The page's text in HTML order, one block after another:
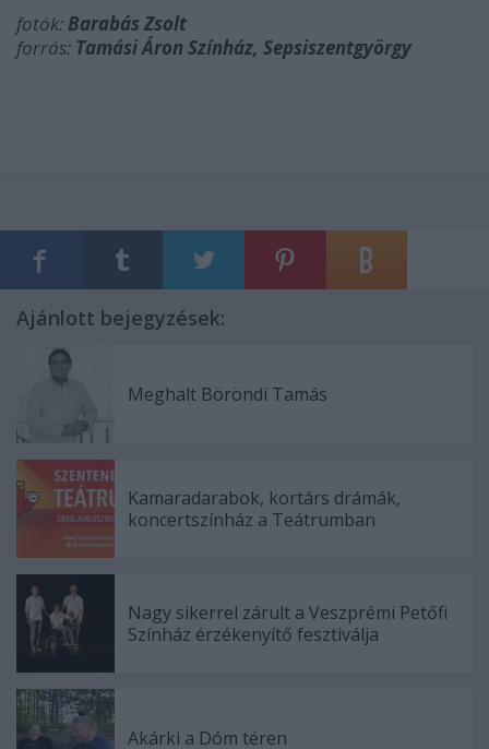
fotók:Barabás Zsolt
forrás: Tamási Áron Színház, Sepsiszentgyörgy
Ajánlott bejegyzések:
Meghalt Böröndi Tamás
Kamaradarabok, kortárs drámák,
koncertszínház a Teátrumban
Nagy sikerrel zárult a Veszprémi Petőfi
Színház érzékenyítő fesztiválja
Akárki a Dóm téren